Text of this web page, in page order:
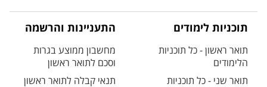
תוכניות לימודים
תואר ראשון - כל תוכניות
הלימודים
תואר שני - כל תוכניות
התעניינות והרשמה
מחשבון ממוצע בגרות
וסכם לתואר ראשון
תנאי קבלה לתואר ראשון